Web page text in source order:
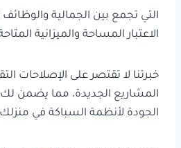
التي تجمع بين الجمالية
الاعتبار المساحة والميزانية
خبرتنا لا تقتصر على الإصلاحات
المشاريع الجديدة، مما يضمن
الجودة لأنظمة السباكة في